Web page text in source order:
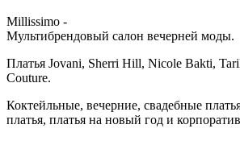
Millissimo -
Мультибрендовый салон вечерней моды.
Платья Jovani, Sherri Hill, Nicole Bakti,
Couture.
Коктейльные, вечерние, свадебные
платья, платья на новый год и